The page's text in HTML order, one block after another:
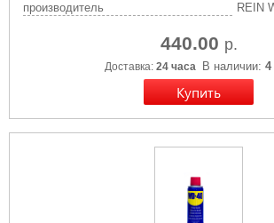
производитель REIN
440.00 р.
Доставка: 24 часа В наличии: 4